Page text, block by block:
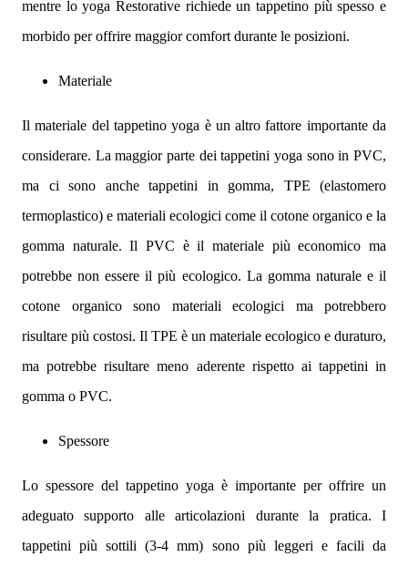
mentre lo yoga Restorative richiede un tappetino più spesso e
morbido per offrire maggior comfort durante le posizioni.
Materiale
Il materiale del tappetino yoga è un altro fattore importante da
considerare. La maggior parte dei tappetini yoga sono in PVC,
ma ci sono anche tappetini in gomma, TPE (elastomero
termoplastico) e materiali ecologici come il cotone organico e la
gomma naturale. Il PVC è il materiale più economico ma
potrebbe non essere il più ecologico. La gomma naturale e il
cotone organico sono materiali ecologici ma potrebbero
risultare più costosi. Il TPE è un materiale ecologico e duraturo,
ma potrebbe risultare meno aderente rispetto ai tappetini in
gomma o PVC.
Spessore
Lo spessore del tappetino yoga è importante per offrire un
adeguato supporto alle articolazioni durante la pratica. I
tappetini più sottili (3-4 mm) sono più leggeri e facili da